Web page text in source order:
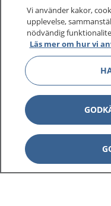
1177 på flera språk
Om 1177
Kontakt
Behandling av
Hantering av kakor
Vi använder kakor,
upplevelse,
nödvändig
Läs mer om hur vi